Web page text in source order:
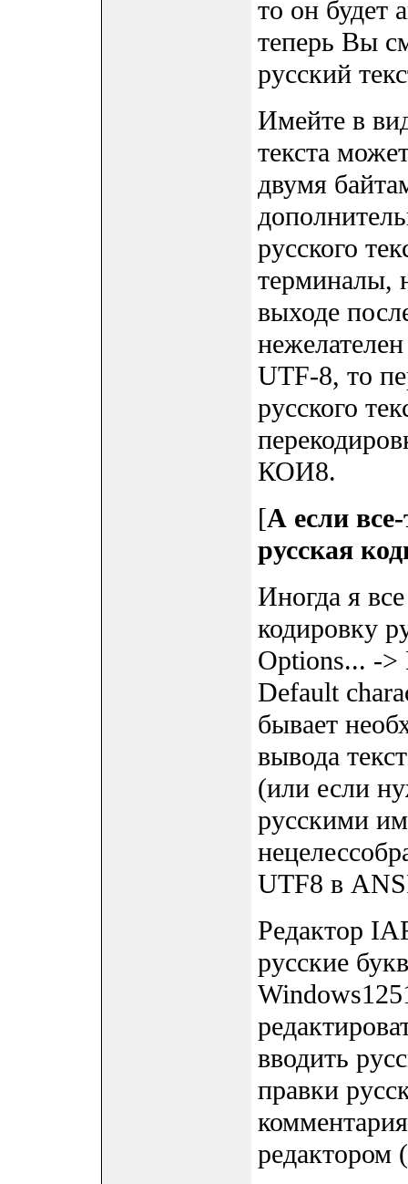
то он будет
теперь Вы
русский
Имейте в
текста
двумя
русского
терминалы,
выходе
UTF-8, то
русского
КОИ8.
[А если
русская
Иногда я
кодировку
Options... ->
Default
бывает
вывода
(или если
русскими
UTF8 в
Редактор
русские
вводить
правки
редактором